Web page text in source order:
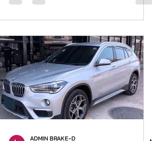
ADMIN BRAKE-D